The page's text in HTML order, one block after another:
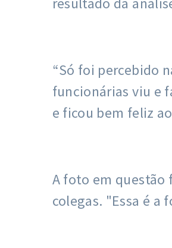
“Só foi percebido
funcionárias viu e
e ficou bem feliz
A foto em questão
colegas. "Essa é